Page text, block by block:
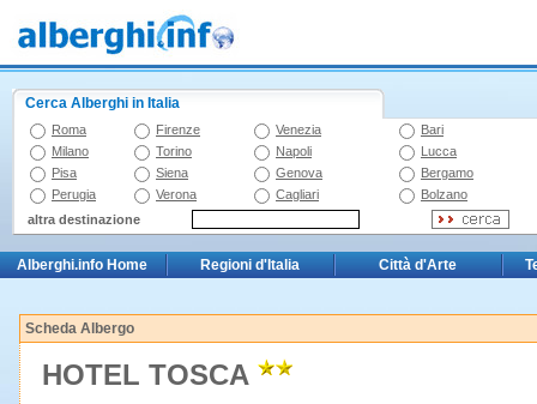
Cerca Alberghi in Italia
Roma Firenze Venezia
Bari
Milano
Torino Napoli
Lucca
Pisa
Siena Genova
Bergamo
Perugia
Verona Cagliari
Bolzano
altra destinazione
Alberghi.info Home Regioni d'Italia Città d'Arte
Scheda Albergo
HOTEL TOSCA